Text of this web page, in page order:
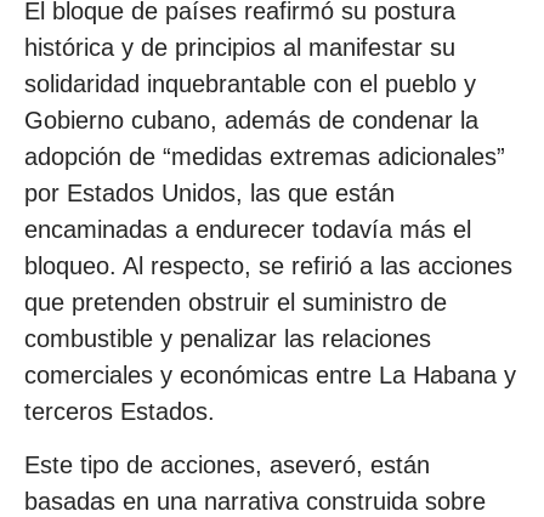
El bloque de países reafirmó su postura
histórica y de principios al manifestar su
solidaridad inquebrantable con el pueblo y
Gobierno cubano, además de condenar la
adopción de “medidas extremas adicionales”
por Estados Unidos, las que están
encaminadas a endurecer todavía más el
bloqueo. Al respecto, se refirió a las acciones
que pretenden obstruir el suministro de
combustible y penalizar las relaciones
comerciales y económicas entre La Habana y
terceros Estados.
Este tipo de acciones, aseveró, están
basadas en una narrativa construida sobre